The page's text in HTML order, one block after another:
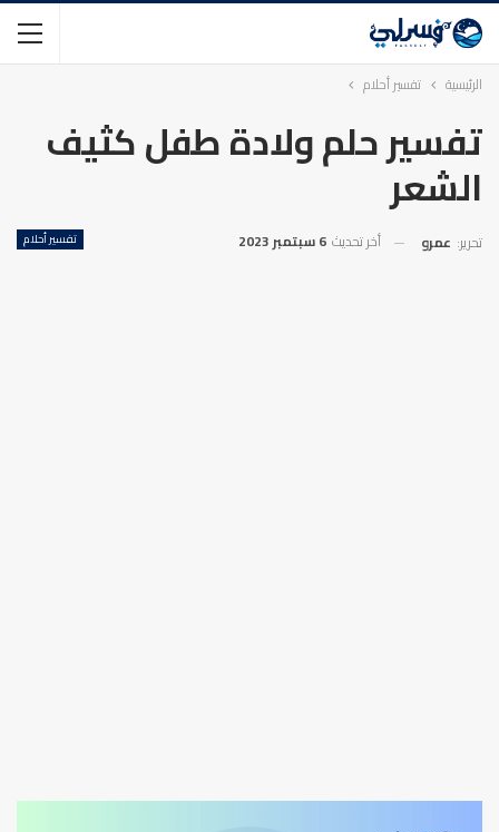
الرئيسية تفسير أحلام
تفسير حلم ولادة طفل كثيف
الشعر
تفسير أحلام تحرير: عمرو أخر تحديث 6 سبتمبر 2023